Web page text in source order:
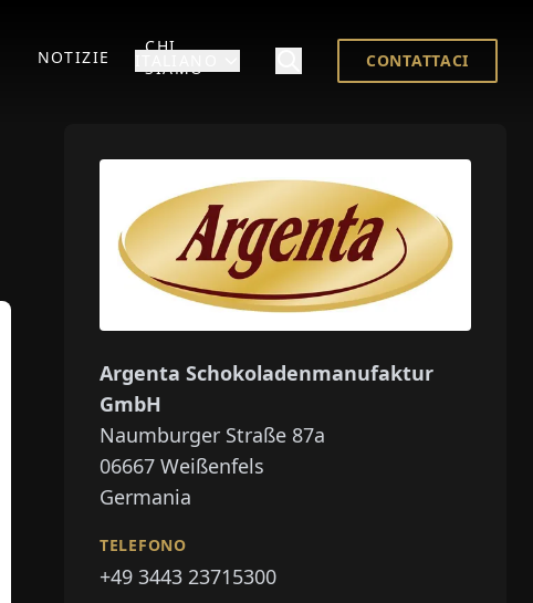
NOTIZIE
CHI
SIAMO
CONTATTACI
Argenta Schokoladenmanufaktur
GmbH
Naumburger Straße 87a
06667 Weißenfels
Germania
TELEFONO
+49 3443 23715300